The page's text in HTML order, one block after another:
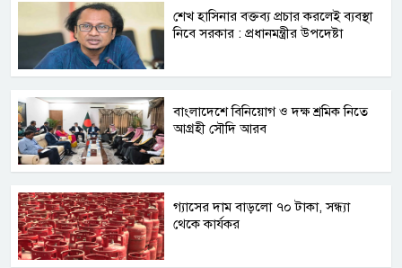
শেখ হাসিনার বক্তব্য প্রচার করলেই ব্যবস্থা
নিবে সরকার : প্রধানমন্ত্রীর উপদেষ্টা
বাংলাদেশে বিনিয়োগ ও দক্ষ শ্রমিক নিতে
আগ্রহী সৌদি আরব
গ্যাসের দাম বাড়লো ৭০ টাকা, সন্ধ্যা
থেকে কার্যকর